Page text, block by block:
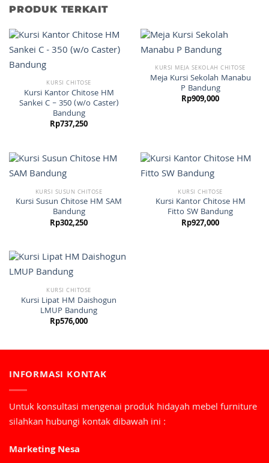
PRODUK TERKAIT
KURSI CHITOSE
Kursi Kantor Chitose HM
Sankei C – 350 (w/o Caster)
Bandung
Rp737,250
KURSI MEJA SEKOLAH CHITOSE
Meja Kursi Sekolah Manabu
P Bandung
Rp909,000
KURSI SUSUN CHITOSE
Kursi Susun Chitose HM SAM
Bandung
Rp302,250
KURSI CHITOSE
Kursi Kantor Chitose HM
Fitto SW Bandung
Rp927,000
KURSI CHITOSE
Kursi Lipat HM Daishogun
LMUP Bandung
Rp576,000
INFORMASI KONTAK
Untuk konsultasi mengenai produk hidayah mebel furniture
silahkan hubungi kontak dibawah ini :
Marketing Nesa